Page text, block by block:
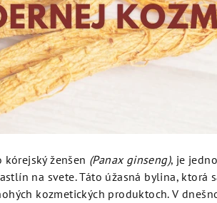
kórejský ženšen (Panax ginseng), je
na svete. Táto úžasná bylina, ktorá
kozmetických produktoch. V